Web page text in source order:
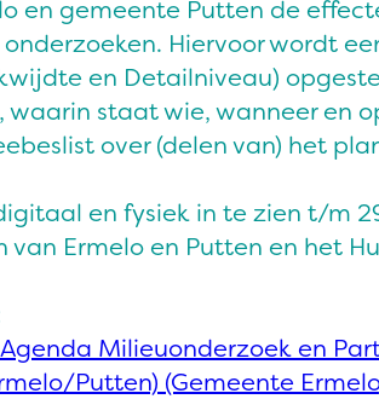
en gemeente Putten de
Hiervoor wordt
en Detailniveau)
staat wie, wanneer en
over (delen van) het
en fysiek in te zien t/m
Ermelo en Putten en het
Milieuonderzoek en
Putten) (Gemeente